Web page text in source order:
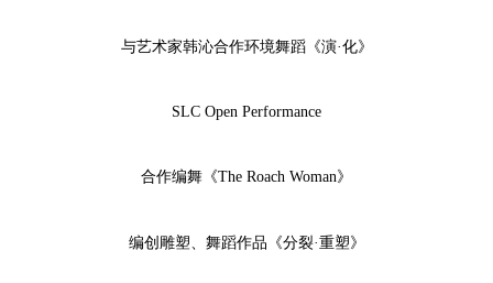
与艺术家韩沁合作环境舞蹈《演·化》
SLC Open Performance
合作编舞《The Roach Woman》
编创雕塑、舞蹈作品《分裂·重塑》